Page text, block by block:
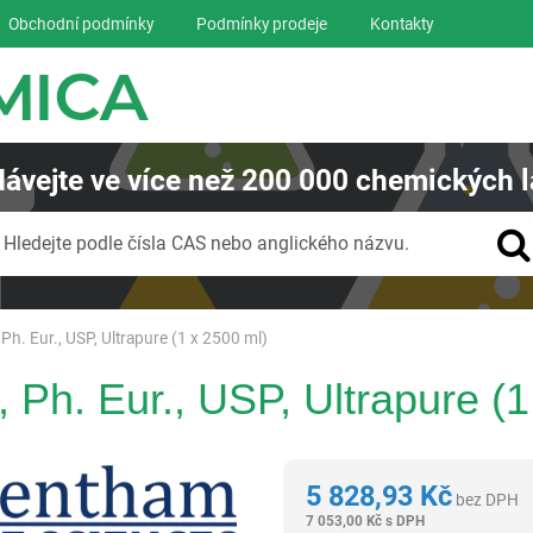
Eur., USP, Ultrapure (1 x 2500 ml)
Ph. Eur., USP, Ultrapure
5 828,93 Kč bez DPH
7 053,00 Kč s DPH
Obchodní podmínky Podmínky prodeje Kontakty
ve více než200 000 chemických
Hledejte podle čísla CAS nebo anglického názvu.